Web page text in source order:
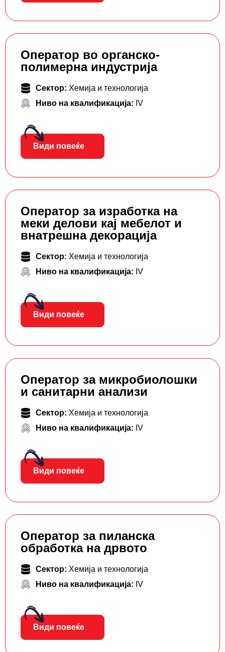
Оператор во органско-
полимерна индустрија
Сектор: Хемија и технологија
Ниво на квалификација: IV
Види повеќе
Оператор за изработка на
меки делови кај мебелот и
внатрешна декорација
Сектор: Хемија и технологија
Ниво на квалификација: IV
Види повеќе
Оператор за микробиолошки
и санитарни анализи
Сектор: Хемија и технологија
Ниво на квалификација: IV
Види повеќе
Оператор за пиланска
обработка на дрвото
Сектор: Хемија и технологија
Ниво на квалификација: IV
Види повеќе